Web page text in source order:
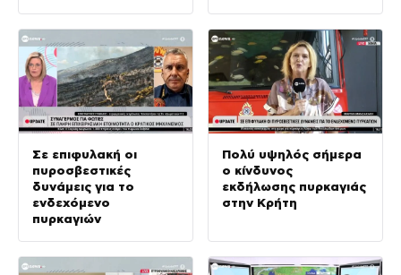
Σε επιφυλακή οι
πυροσβεστικές
δυνάμεις για το
ενδεχόμενο
πυρκαγιών
Πολύ υψηλός σήμερα
ο κίνδυνος
εκδήλωσης πυρκαγιάς
στην Κρήτη